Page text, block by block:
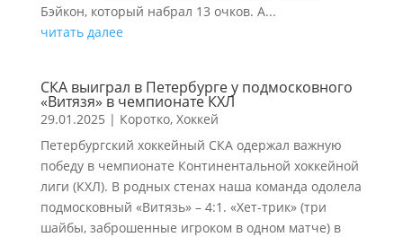
Бэйкон, который набрал 13 очков. А...
читать далее
СКА выиграл в Петербурге у подмосковного
«Витязя» в чемпионате КХЛ
29.01.2025 | Коротко, Хоккей
Петербургский хоккейный СКА одержал важную
победу в чемпионате Континентальной хоккейной
лиги (КХЛ). В родных стенах наша команда одолела
подмосковный «Витязь» – 4:1. «Хет-трик» (три
шайбы, заброшенные игроком в одном матче) в